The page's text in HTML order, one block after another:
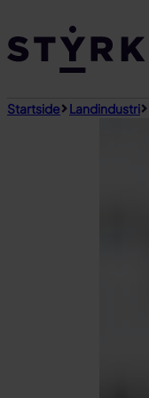
til
innhold
Startside Landindustri